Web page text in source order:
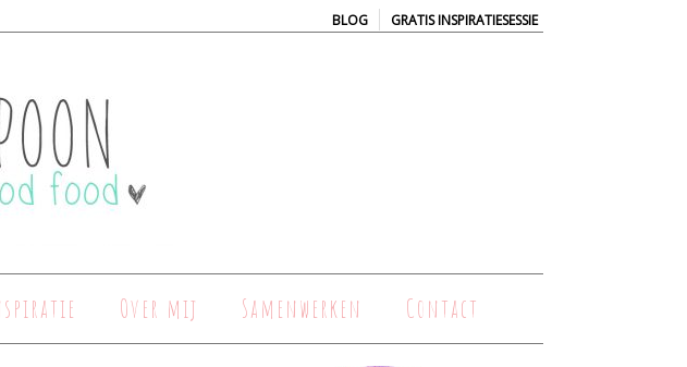
BLOG | GRATIS INSPIRATIESESSIE
Over mij Samenwerken Contact